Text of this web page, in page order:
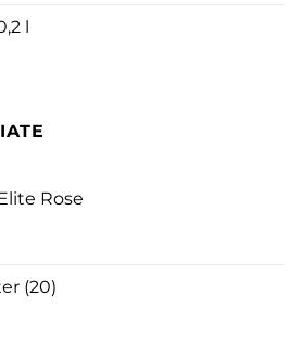
l
Rose
(20)